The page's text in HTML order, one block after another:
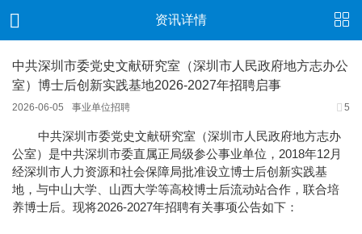
资讯详情
中共深圳市委党史文献研究室（深圳市人民政府地方志办公
室）博士后创新实践基地2026-2027年招聘启事
2026-06-05 事业单位招聘 5
中共深圳市委党史文献研究室（深圳市人民政府地方志办
公室）是中共深圳市委直属正局级参公事业单位， 2018年12月
经深圳市人力资源和社会保障局批准设立博士后创新实践基
地，与中山大学、山西大学等高校博士后流动站合作，联合培
养博士后。现将2026-2027年招聘有关事项公告如下：